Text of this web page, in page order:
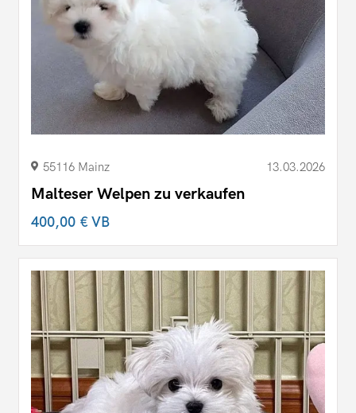
55116 Mainz 13.03.2026
Malteser Welpen zu verkaufen
400,00 €VB